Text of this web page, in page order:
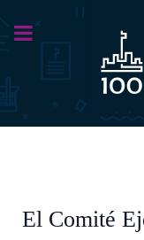
El Comité